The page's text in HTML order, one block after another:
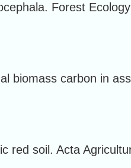
Forest
biomass carbon in
red soil. Acta